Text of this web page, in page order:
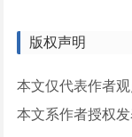
版权声明
本文仅代表作者
本文系作者授权